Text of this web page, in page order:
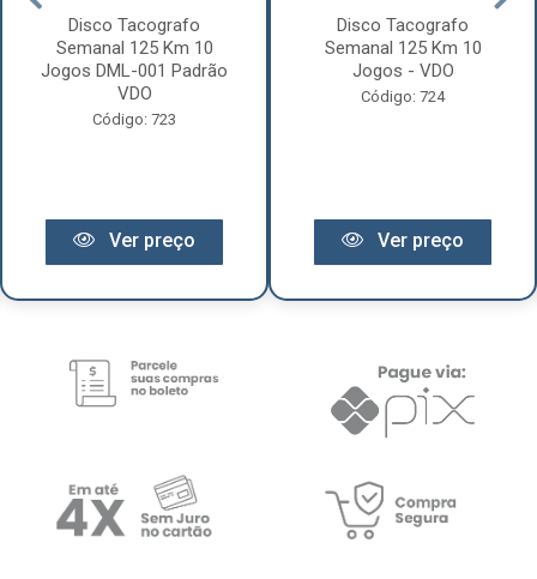
Disco Tacografo
Semanal 125 Km 10
Jogos DML-001 Padrão
VDO
Código: 723
Ver preço
Disco Tacografo
Semanal 125 Km 10
Jogos - VDO
Código: 724
Ver preço